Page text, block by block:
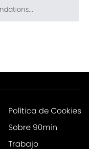
Sobre 90min
Trabajo
A-Z Index